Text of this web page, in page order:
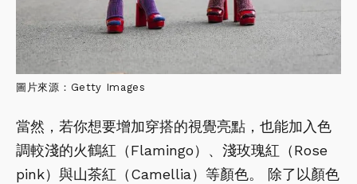
圖片來源：Getty Images
當然，若你想要增加穿搭的視覺亮點，也能加入色
調較淺的火鶴紅（Flamingo）、淺玫瑰紅（Rose
pink）與山茶紅（Camellia）等顏色。 除了以顏色